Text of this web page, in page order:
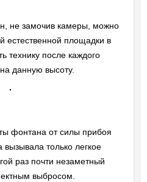
не замочив камеры, можно
естественной площадки в
технику после каждого
данную высоту.
фонтана от силы прибоя
только легкое
раз почти незаметный
выбросом.